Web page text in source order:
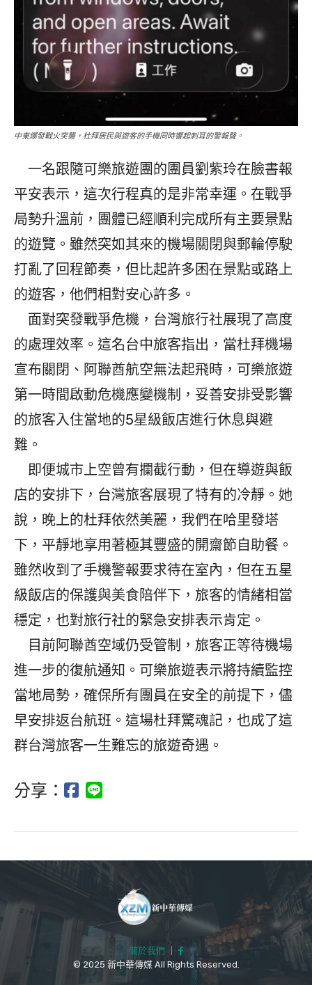
中東爆發戰火突襲，杜拜居民與遊客的手機同時響起刺耳的警報聲。
一名跟隨可樂旅遊團的團員劉紫玲在臉書報
平安表示，這次行程真的是非常幸運。在戰爭
局勢升溫前，團體已經順利完成所有主要景點
的遊覽。雖然突如其來的機場關閉與郵輪停駛
打亂了回程節奏，但比起許多困在景點或路上
的遊客，他們相對安心許多。
​ 面對突發戰爭危機，台灣旅行社展現了高度
的處理效率。這名台中旅客指出，當杜拜機場
宣布關閉、阿聯酋航空無法起飛時，可樂旅遊
第一時間啟動危機應變機制，妥善安排受影響
的旅客入住當地的5星級飯店進行休息與避
難。
​ 即便城市上空曾有攔截行動，但在導遊與飯
店的安排下，台灣旅客展現了特有的冷靜。她
說，晚上的杜拜依然美麗，我們在哈里發塔
下，平靜地享用著極其豐盛的開齋節自助餐。
雖然收到了手機警報要求待在室內，但在五星
級飯店的保護與美食陪伴下，旅客的情緒相當
穩定，也對旅行社的緊急安排表示肯定。
​ 目前阿聯酋空域仍受管制，旅客正等待機場
進一步的復航通知。可樂旅遊表示將持續監控
當地局勢，確保所有團員在安全的前提下，儘
早安排返台航班。這場杜拜驚魂記，也成了這
群台灣旅客一生難忘的旅遊奇遇。
分享：
關於我們
｜
© 2025 新中華傳媒 All Rights Reserved.